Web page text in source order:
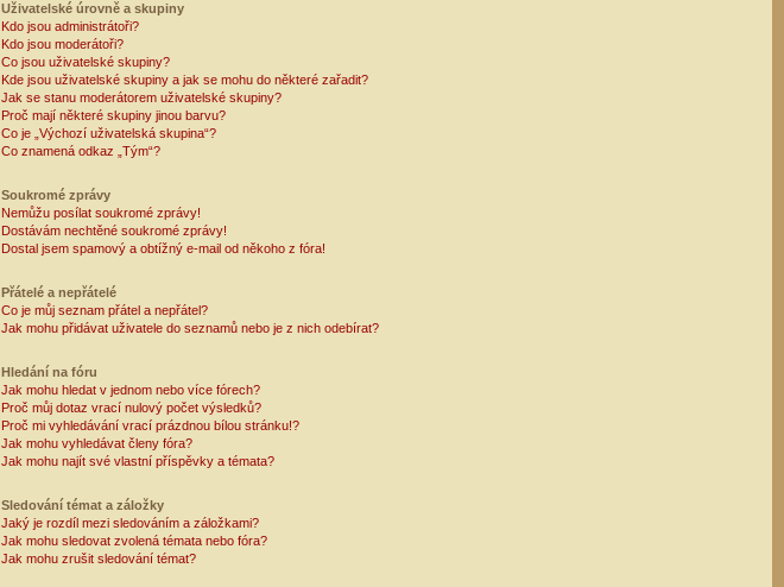
Uživatelské úrovně a skupiny
Kdo jsou administrátoři?
Kdo jsou moderátoři?
Co jsou uživatelské skupiny?
Kde jsou uživatelské skupiny a jak se mohu do některé zařadit?
Jak se stanu moderátorem uživatelské skupiny?
Proč mají některé skupiny jinou barvu?
Co je „Výchozí uživatelská skupina“?
Co znamená odkaz „Tým“?
Soukromé zprávy
Nemůžu posílat soukromé zprávy!
Dostávám nechtěné soukromé zprávy!
Dostal jsem spamový a obtížný e-mail od někoho z fóra!
Přátelé a nepřátelé
Co je můj seznam přátel a nepřátel?
Jak mohu přidávat uživatele do seznamů nebo je z nich odebírat?
Hledání na fóru
Jak mohu hledat v jednom nebo více fórech?
Proč můj dotaz vrací nulový počet výsledků?
Proč mi vyhledávání vrací prázdnou bílou stránku!?
Jak mohu vyhledávat členy fóra?
Jak mohu najít své vlastní příspěvky a témata?
Sledování témat a záložky
Jaký je rozdíl mezi sledováním a záložkami?
Jak mohu sledovat zvolená témata nebo fóra?
Jak mohu zrušit sledování témat?